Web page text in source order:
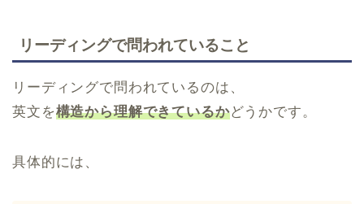
リーディングで問われていること
リーディングで問われているのは、
英文を構造から理解できているかどうかです。
具体的には、